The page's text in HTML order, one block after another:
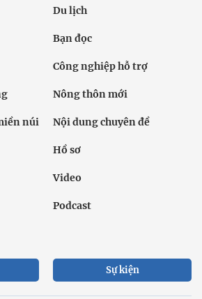
Du lịch
Bạn đọc
Công nghiệp hỗ trợ
Nông thôn mới
núi Nội dung chuyên đề
Hồ sơ
Video
Podcast
Sự kiện